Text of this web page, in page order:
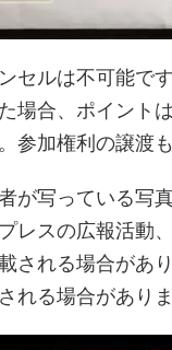
セルは不可能で
場合、ポイント
参加権利の譲渡
が写っている写
レスの広報活動
される場合があ
れる場合がありま